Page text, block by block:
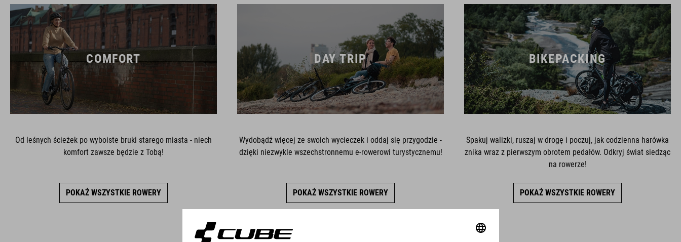
COMFORT
Od leśnych ścieżek po wyboiste bruki starego miasta - niech
komfort zawsze będzie z Tobą!
POKAŻ WSZYSTKIE ROWERY
DAY TRIP
Wydobądź więcej ze swoich wycieczek i oddaj się przygodzie -
dzięki niezwykle wszechstronnemu e-rowerowi turystycznemu!
POKAŻ WSZYSTKIE ROWERY
BIKEPACKING
Spakuj walizki, ruszaj w drogę i poczuj, jak codzienna harówka
znika wraz z pierwszym obrotem pedałów. Odkryj świat siedząc
na rowerze!
POKAŻ WSZYSTKIE ROWERY